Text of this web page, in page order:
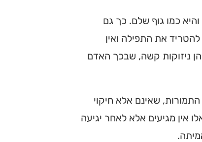
כמו גוף שלם. כך גם
את התפילה ואין
ניזוקות קשה, שבכך האדם
שאינם אלא חיקוי
אין מגיעים אלא לאחר יגיעה